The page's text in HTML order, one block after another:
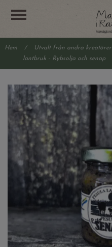
Hem / Utvalt från andra kreatörer
lantbruk - Rybsolja och senap